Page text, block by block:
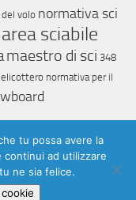
volo normativa sci
sciabile
maestro di sci 348
elicottero normativa per il
riservati.
tu possa avere la
continui ad utilizzare
ne sia felice.